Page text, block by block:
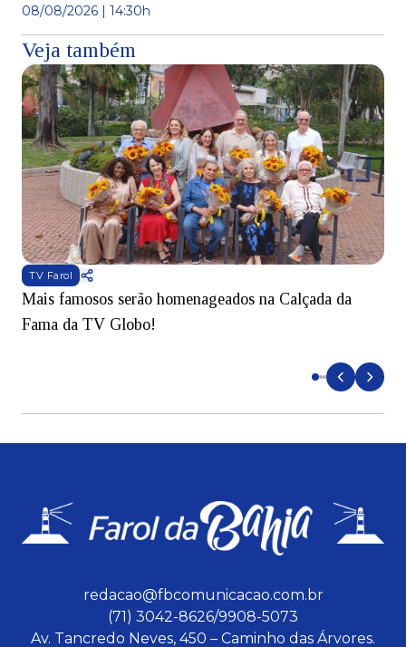
08/08/2026 | 14:30h
Veja também
TV Farol
Mais famosos serão homenageados na Calçada da
Fama da TV Globo!
redacao@fbcomunicacao.com.br
(71) 3042-8626/9908-5073
Av. Tancredo Neves, 450 – Caminho das Árvores.